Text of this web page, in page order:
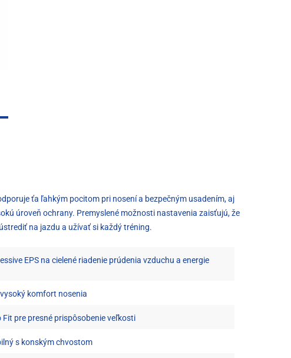
ťa ľahkým pocitom pri nosení a bezpečným usadením, aj
úroveň ochrany. Premyslené možnosti nastavenia zaisťujú, že
na jazdu a užívať si každý tréning.
EPS na cielené riadenie prúdenia vzduchu a energie
komfort nosenia
Fit pre presné prispôsobenie veľkosti
s konským chvostom